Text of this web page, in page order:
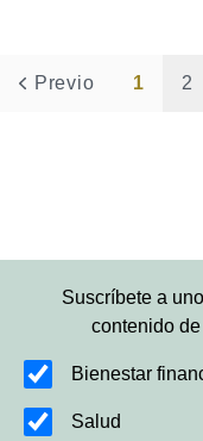
Previo 1 2
Suscríbete a
contenido
Bienestar
Salud